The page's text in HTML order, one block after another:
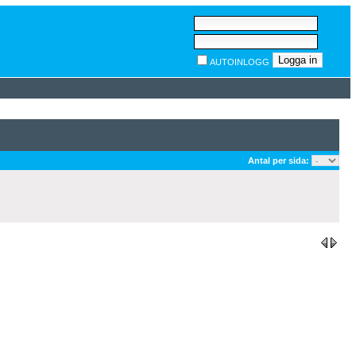
AUTOINLOGG
Antal per sida: